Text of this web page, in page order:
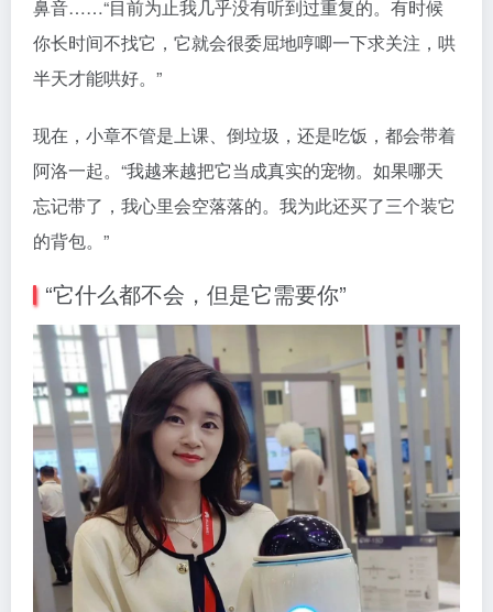
鼻音……“目前为止我几乎没有听到过重复的。有时候
你长时间不找它，它就会很委屈地哼唧一下求关注，哄
半天才能哄好。”
现在，小章不管是上课、倒垃圾，还是吃饭，都会带着
阿洛一起。“我越来越把它当成真实的宠物。如果哪天
忘记带了，我心里会空落落的。我为此还买了三个装它
的背包。”
“它什么都不会，但是它需要你”